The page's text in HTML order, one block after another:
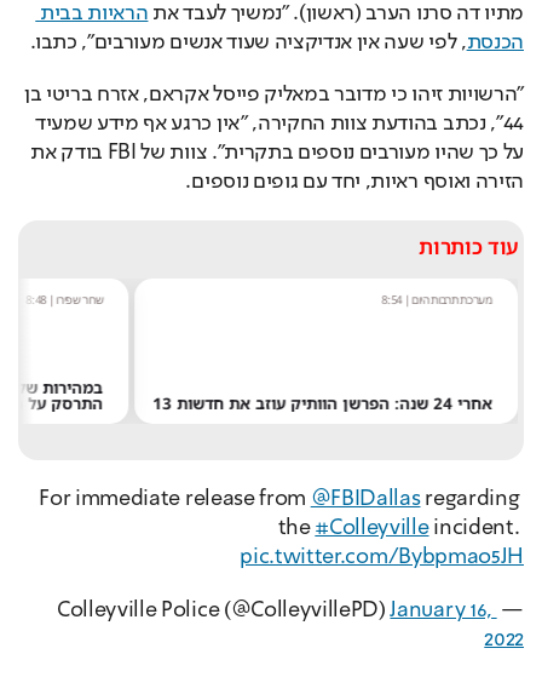
מתיו דה סרנו הערב (ראשון). "נמשיך לעבד את
הראיות בבית
הכנסת, לפי שעה אין אנדיקציה שעוד אנשים מעורבים", כתבו.
"הרשויות זיהו כי מדובר במאליק פייסל אקראם, אזרח בריטי בן
44", נכתב בהודעת צוות החקירה, "אין כרגע אף מידע שמעיד
על כך שהיו מעורבים נוספים בתקרית". צוות של FBI בודק את
הזירה ואוסף ראיות, יחד עם גופים נוספים.
עוד כותרות
מערכת תרבות היום|
8:54
אחרי 24 שנה: הפרשן הוותיק עוזב את חדשות 13
שחר שפירו|
8:48
התרסק על הירח
For immediate release from @FBIDallas regarding
the #Colleyville
pic.twitter.com/Bybpmao5JH
— Colleyville Police (@ColleyvillePD)
January 16,
2022